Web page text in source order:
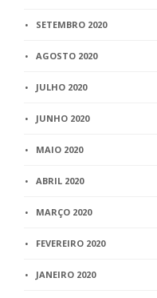
SETEMBRO 2020
AGOSTO 2020
JULHO 2020
JUNHO 2020
MAIO 2020
ABRIL 2020
MARÇO 2020
FEVEREIRO 2020
JANEIRO 2020